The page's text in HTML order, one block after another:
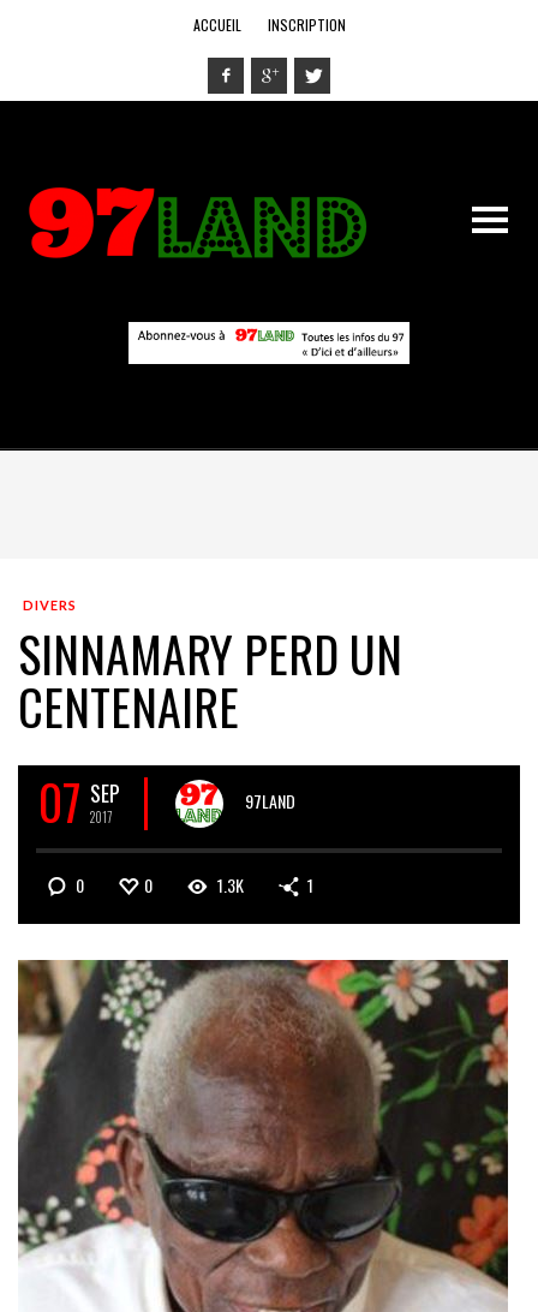
ACCUEIL INSCRIPTION
DIVERS
SINNAMARY PERD UN
CENTENAIRE
07 SEP
2017
97LAND
0 0 1.3K 1